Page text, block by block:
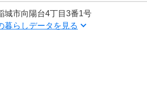
城市向陽台4丁目3番1号
暮らしデータを見る